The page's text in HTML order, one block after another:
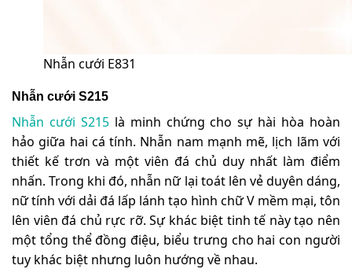
Nhẫn cưới E831
Nhẫn cưới S215
Nhẫn cưới S215là minh chứng cho sự hài hòa hoàn
hảo giữa hai cá tính. Nhẫn nam mạnh mẽ, lịch lãm với
thiết kế trơn và một viên đá chủ duy nhất làm điểm
nhấn. Trong khi đó, nhẫn nữ lại toát lên vẻ duyên dáng,
nữ tính với dải đá lấp lánh tạo hình chữ V mềm mại, tôn
lên viên đá chủ rực rỡ. Sự khác biệt tinh tế này tạo nên
một tổng thể đồng điệu, biểu trưng cho hai con người
tuy khác biệt nhưng luôn hướng về nhau.